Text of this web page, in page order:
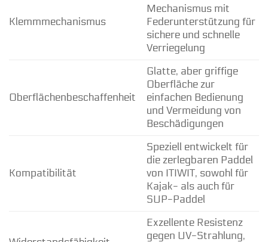
Klemmmechanismus
Mechanismus mit
Federunterstützung für
sichere und schnelle
Verriegelung
Oberflächenbeschaffenheit
Glatte, aber griffige
Oberfläche zur
einfachen Bedienung
und Vermeidung von
Beschädigungen
Kompatibilität
Speziell entwickelt für
die zerlegbaren Paddel
von ITIWIT, sowohl für
Kajak- als auch für
SUP-Paddel
Exzellente Resistenz
gegen UV-Strahlung,